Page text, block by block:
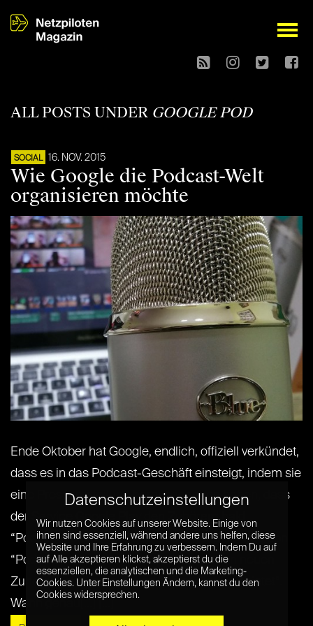
open
ALL POSTS UNDER GOOGLE POD
SOCIAL 16. NOV. 2015
Wie Google die Podcast-Welt
organisieren möchte
Ende Oktober hat Google, endlich, offiziell verkündet,
dass es in das Podcast-Geschäft einsteigt, indem sie
eine Pressemitteilung herausgegeben haben, dass
der Service Google Play den Zuhörern bald
“Podcasts bietet” und das dieser neue Service den
“Podcastern den Zugriff auf Millionen von neuen
Zuhörern auf Android- und Tablet-Geräten bietet”.
Wann genau[...] [...]
Datenschutzeinstellungen
Wir nutzen Cookies auf unserer Website. Einige von
ihnen sind essenziell, während andere uns helfen, diese
Website und Ihre Erfahrung zu verbessern. Indem Du auf
auf Alle akzeptieren klickst, akzeptierst du die
essenziellen, die analytischen und die Marketing-
Cookies. Unter Einstellungen Ändern, kannst du den
Cookies widersprechen.